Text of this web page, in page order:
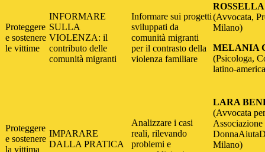
Proteggere
e sostenere
le vittime
INFORMARE
SULLA
VIOLENZA: il
contributo delle
comunità migranti
Informare sui progetti
sviluppati da
comunità migranti
per il contrasto della
violenza familiare
(Avvocata,
Milano)
MELANIA
(Psicologa,
latino-
Proteggere
e sostenere
la vittima
IMPARARE
DALLA PRATICA
Analizzare i casi
reali, rilevando
problemi e
LARA
(Avvocata
Milano)